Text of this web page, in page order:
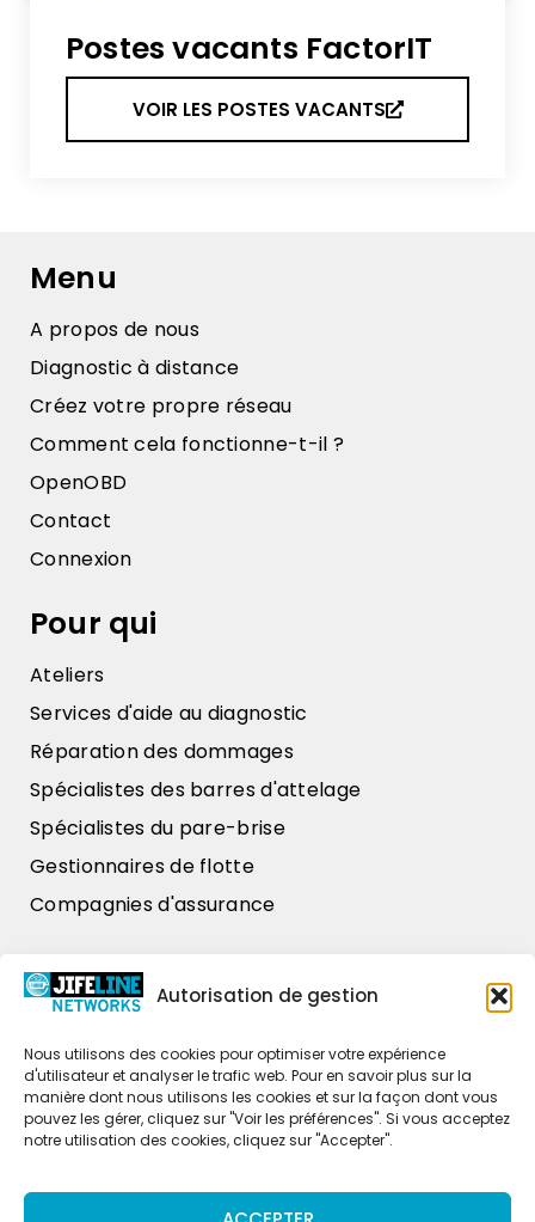
Autorisation de gestion
Nous utilisons des cookies pour optimiser votre expérience
d'utilisateur et analyser le trafic web. Pour en savoir plus sur la
manière dont nous utilisons les cookies et sur la façon dont vous
pouvez les gérer, cliquez sur "Voir les préférences". Si vous acceptez
notre utilisation des cookies, cliquez sur "Accepter".
Postes vacants FactorIT
VOIR LES POSTES VACANTS
Menu
A propos de nous
Diagnostic à distance
Créez votre propre réseau
Comment cela fonctionne-t-il ?
OpenOBD
Contact
Connexion
Pour qui
Ateliers
Services d'aide au diagnostic
Réparation des dommages
Spécialistes des barres d'attelage
Spécialistes du pare-brise
Gestionnaires de flotte
Compagnies d'assurance
Nos données
4251 LT Werkendam
+31 (0)85 486 37 26
commercial@jifeline.com